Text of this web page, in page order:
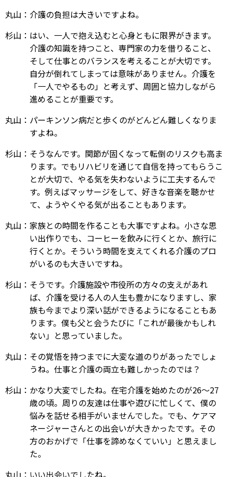
丸山：介護の負担は大きいですよね。
杉山：はい、一人で抱え込むと心身ともに限界がきます。
介護の知識を持つこと、専門家の力を借りること、
そして仕事とのバランスを考えることが大切です。
自分が倒れてしまっては意味がありません。介護を
「一人でやるもの」と考えず、周囲と協力しながら
進めることが重要です。
丸山：パーキンソン病だと歩くのがどんどん難しくなりま
すよね。
杉山：そうなんです。関節が固くなって転倒のリスクも高ま
ります。でもリハビリを通じて自信を持ってもらうこ
とが大切で、やる気を失わないように工夫するんで
す。例えばマッサージをして、好きな音楽を聴かせ
て、ようやくやる気が出ることもあります。
丸山：家族との時間を作ることも大事ですよね。小さな思
い出作りでも、コーヒーを飲みに行くとか、旅行に
行くとか。そういう時間を支えてくれる介護のプロ
がいるのも大きいですね。
杉山：そうです。介護施設や市役所の方々の支えがあれ
ば、介護を受ける人の人生も豊かになりますし、家
族も今までより深い話ができるようになることもあ
ります。僕も父と会うたびに「これが最後かもしれ
ない」と思っていました。
丸山：その覚悟を持つまでに大変な道のりがあったでしょ
うね。仕事と介護の両立も難しかったのでは？
杉山：かなり大変でしたね。在宅介護を始めたのが26～27
歳の頃。周りの友達は仕事や遊びに忙しくて、僕の
悩みを話せる相手がいませんでした。でも、ケアマ
ネージャーさんとの出会いが大きかったです。その
方のおかげで「仕事を諦めなくていい」と思えまし
た。
丸山：いい出会いでしたね。